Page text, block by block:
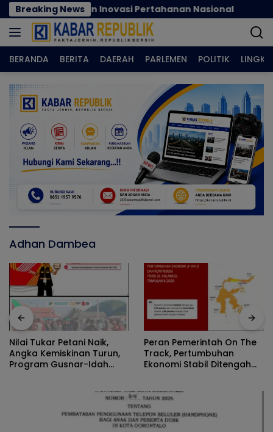
Langsung
ke
konten
Breaking News
dan Inovasi Pertahanan Nasional Nilai
BERANDA BERITA DAERAH PARLEMEN POLITIK
Adhan Dambea
Nilai Tukar Petani Naik,
Angka Kemiskinan Turun,
Program Gusnar-Idah
Peran Pemerintah On The
Track, Pertumbuhan
Ekonomi Stabil Ditengah